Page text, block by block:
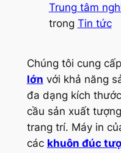
Trung tâm
trong Tin tức
Chúng tôi cung cấp
lớn với khả năng
đa dạng kích
cầu sản xuất
trang trí. Máy in
các khuôn đúc